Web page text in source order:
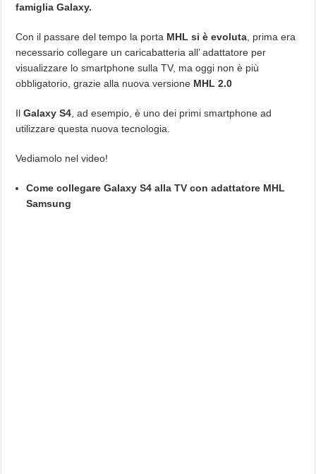
famiglia Galaxy.
Con il passare del tempo la porta MHL si è evoluta , prima era
necessario collegare un caricabatteria all’ adattatore per
visualizzare lo smartphone sulla TV, ma oggi non è più
obbligatorio, grazie alla nuova versione MHL 2.0
IlGalaxy S4 , ad esempio, è uno dei primi smartphone ad
utilizzare questa nuova tecnologia.
Vediamolo nel video!
Come collegare Galaxy S4 alla TV con adattatore MHL
Samsung